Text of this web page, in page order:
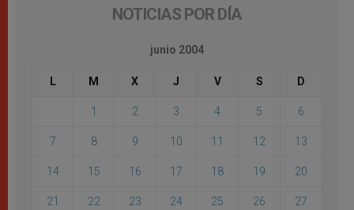
NOTICIAS POR DÍA
junio 2004
L M X J V S D
1 2 3 4 5 6
7 8 9 10 11 12 13
14 15 16 17 18 19 20
21 22 23 24 25 26 27